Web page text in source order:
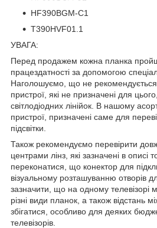
HF390BGM-C1
T390HVF01.1
УВАГА:
Перед продажем кожна планка
працездатності за допомогою
Наголошуємо, що не рекомендується
пристрої, які не призначені для
світлодіодних лінійок. В нашому
пристрої, призначені саме для
підсвітки.
Також рекомендуємо перевірити
центрами лінз, які зазначені в описі
переконатися, що конектор для
візуальному розташуванню отворів
зазначити, що на одному телевізорі
різні види планок, а також відстань
збігатися, особливо для деяких
телевізорів.